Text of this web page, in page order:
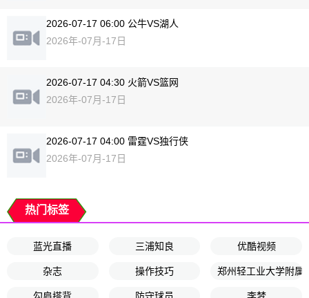
2026-07-17 06:00 公牛VS湖人
2026年-07月-17日
2026-07-17 04:30 火箭VS篮网
2026年-07月-17日
2026-07-17 04:00 雷霆VS独行侠
2026年-07月-17日
热门标签
蓝光直播 三浦知良 优酷视频
杂志 操作技巧 郑州轻工业大学附属
勾肩搭背 防守球员 李梦